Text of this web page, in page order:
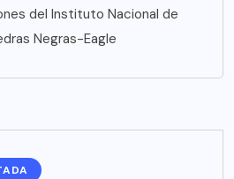
del Instituto Nacional de
Negras-Eagle